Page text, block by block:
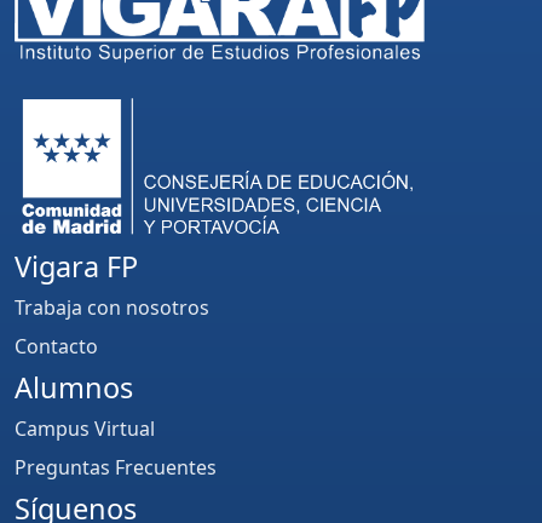
Vigara FP
Trabaja con nosotros
Contacto
Alumnos
Campus Virtual
Preguntas Frecuentes
Síguenos